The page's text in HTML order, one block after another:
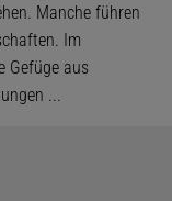
Manche führen
Im
Gefüge aus
...